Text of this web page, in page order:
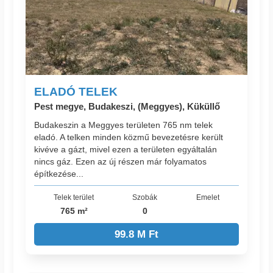
ELADÓ TELEK
Pest megye, Budakeszi, (Meggyes), Küküllő
Budakeszin a Meggyes területen 765 nm telek
eladó. A telken minden közmű bevezetésre került
kivéve a gázt, mivel ezen a területen egyáltalán
nincs gáz. Ezen az új részen már folyamatos
építkezése...
Telek terület
765 m²
Szobák
0
Emelet
99.8 M Ft